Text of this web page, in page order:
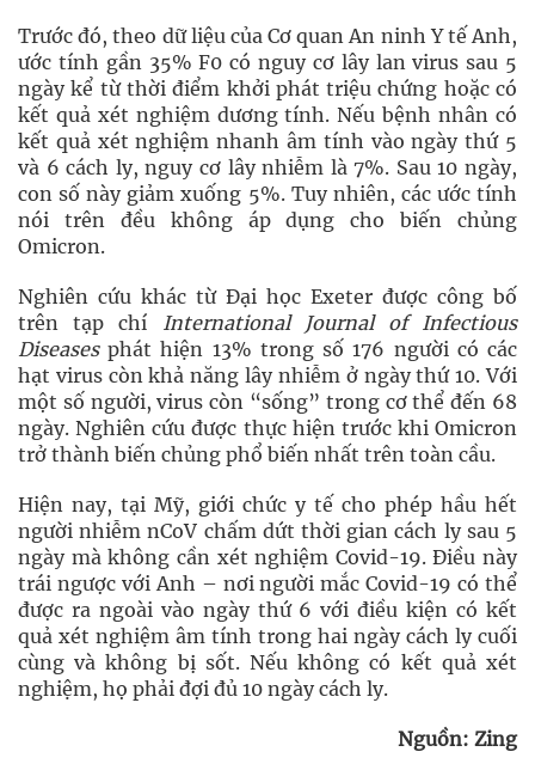
Trước đó, theo dữ liệu của Cơ quan An ninh Y tế Anh,
ước tính gần 35% F0 có nguy cơ lây lan virus sau 5
ngày kể từ thời điểm khởi phát triệu chứng hoặc có
kết quả xét nghiệm dương tính. Nếu bệnh nhân có
kết quả xét nghiệm nhanh âm tính vào ngày thứ 5
và 6 cách ly, nguy cơ lây nhiễm là 7%. Sau 10 ngày,
con số này giảm xuống 5%. Tuy nhiên, các ước tính
nói trên đều không áp dụng cho biến chủng
Omicron.
Nghiên cứu khác từ Đại học Exeter được công bố
trên tạp chí International Journal of Infectious
Diseasesphát hiện 13% trong số 176 người có các
hạt virus còn khả năng lây nhiễm ở ngày thứ 10. Với
một số người, virus còn “sống” trong cơ thể đến 68
ngày. Nghiên cứu được thực hiện trước khi Omicron
trở thành biến chủng phổ biến nhất trên toàn cầu.
Hiện nay, tại Mỹ, giới chức y tế cho phép hầu hết
người nhiễm nCoV chấm dứt thời gian cách ly sau 5
ngày mà không cần xét nghiệm Covid-19. Điều này
trái ngược với Anh – nơi người mắc Covid-19 có thể
được ra ngoài vào ngày thứ 6 với điều kiện có kết
quả xét nghiệm âm tính trong hai ngày cách ly cuối
cùng và không bị sốt. Nếu không có kết quả xét
nghiệm, họ phải đợi đủ 10 ngày cách ly.
Nguồn: Zing